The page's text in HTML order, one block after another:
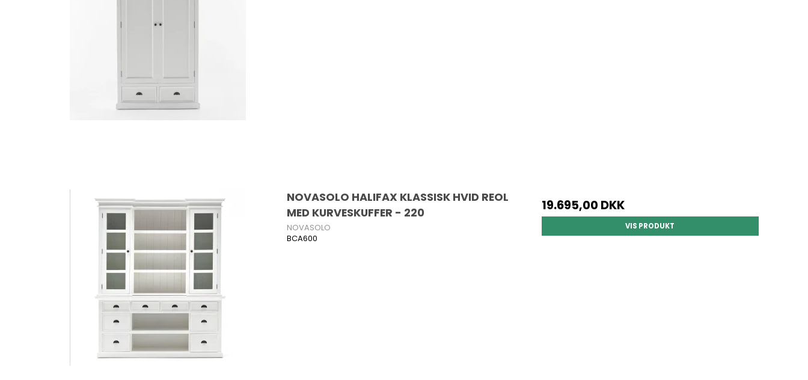
NOVASOLO HALIFAX KLASSISK HVID REOL
MED KURVESKUFFER - 220
NOVASOLO
BCA600
19.695,00 DKK
VIS PRODUKT